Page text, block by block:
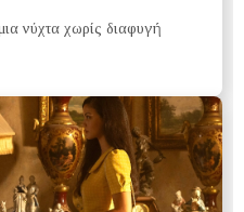
νύχτα χωρίς διαφυγή